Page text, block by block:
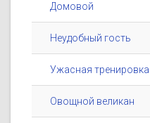
Домовой
Неудобный гость
Ужасная тренировка
Овощной великан